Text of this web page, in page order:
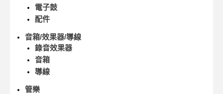
電子鼓
配件
音箱/效果器/導線
錄音效果器
音箱
導線
管樂